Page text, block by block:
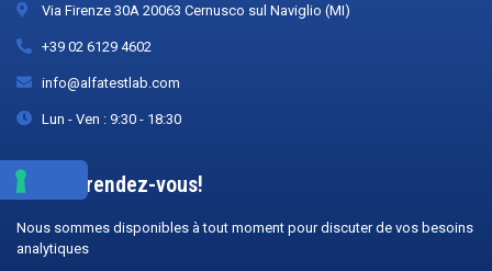
Via Firenze 30A 20063 Cernusco sul Naviglio (MI)
+39 02 6129 4602
info@alfatestlab.com
Lun - Ven : 9:30 - 18:30
Prenez rendez-vous!
Nous sommes disponibles à tout moment pour discuter de vos besoins
analytiques